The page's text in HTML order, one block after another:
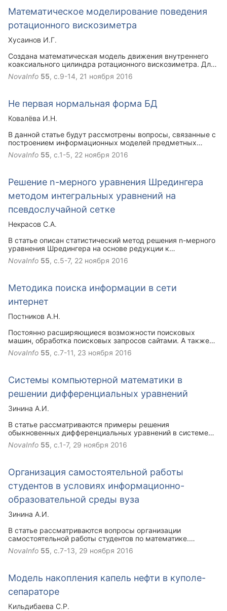
Математическое моделирование поведения
ротационного вискозиметра
Хусаинов И.Г.
Создана математическая модель движения внутреннего
коаксиального цилиндра ротационного вискозиметра. Для
различных зависимостей коэффициента вязкости
неньютоновской жидкости от скорости сдвига с помощью
NovaInfo 55, с.9-14, 21 ноября 2016
Не первая нормальная форма БД
Ковалёва И.Н.
В данной статье будут рассмотрены вопросы, связанные с
построением информационных моделей предметных
областей. В качестве моделей предлагается использовать
функциональные комплексы данных, формальное
применения NFNF при разработке основных требований к
методике построения информационной модели базы
данных.
NovaInfo 55, с.1-5, 22 ноября 2016
Решение n-мерного уравнения Шредингера
методом интегральных уравнений на
псевдослучайной сетке
Некрасов С.А.
В статье описан статистический метод решения n-мерного
уравнения Шредингера на основе редукции к
интегральному уравнению Фредгольма и применения
методов Монте-Карло и квази Монте-Карло. Предлагаемый
квантовой физики.
NovaInfo 55, с.5-7, 22 ноября 2016
Методика поиска информации в сети
интернет
Постников А.Н.
Постоянно расширяющиеся возможности поисковых
машин, обработка поисковых запросов сайтами. А также
создание пользователями ключевых слов, что формирует
релевантную выдачу результатов поиска.
NovaInfo 55, с.7-11, 23 ноября 2016
Системы компьютерной математики в
решении дифференциальных уравнений
Зинина А.И.
В статье рассматриваются примеры решения
обыкновенных дифференциальных уравнений в системе
Wolfram Mathematica.
NovaInfo 55, с.1-7, 29 ноября 2016
Организация самостоятельной работы
студентов в условиях информационно-
образовательной среды вуза
Зинина А.И.
В статье рассматриваются вопросы организации
самостоятельной работы студентов по математике.
Представлен опыт разработки электронного
образовательного курса по математике на платформе LMS
NovaInfo 55, с.7-13, 29 ноября 2016
Модель накопления капель нефти в куполе-
сепараторе
Кильдибаева С.Р.